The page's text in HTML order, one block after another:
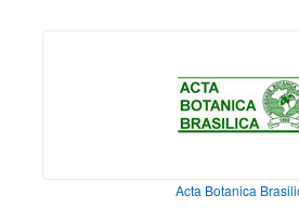
Acta Botanica